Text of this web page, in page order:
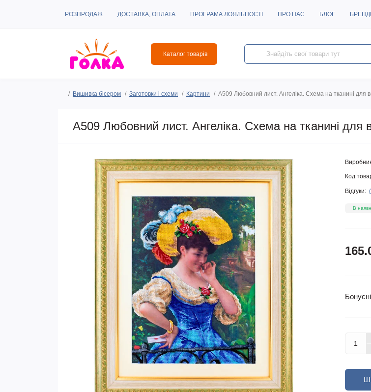
РОЗПРОДАЖ ДОСТАВКА, ОПЛАТА ПРОГРАМА ЛОЯЛЬНОСТІ ПРО НАС БЛОГ
Каталог товарів
Вишивка бісером Заготовки і схеми Картини A509 Любовний лист. Ангеліка. Схема на тканині для
A509 Любовний лист. Ангеліка. Схема на тканині для
Код
Відгуки:
В